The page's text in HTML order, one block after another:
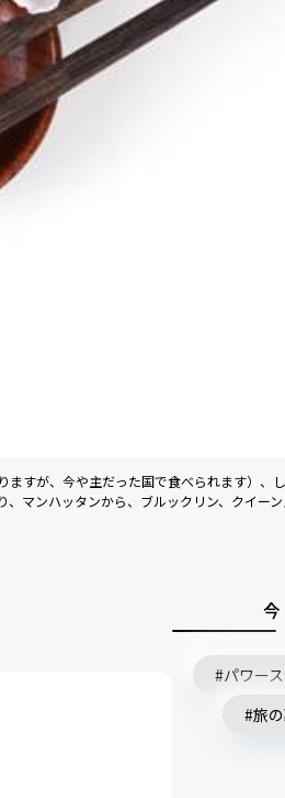
すが、今や主だった国で食べられます）、
マンハッタンから、ブルックリン、クイー
今
パワー
旅